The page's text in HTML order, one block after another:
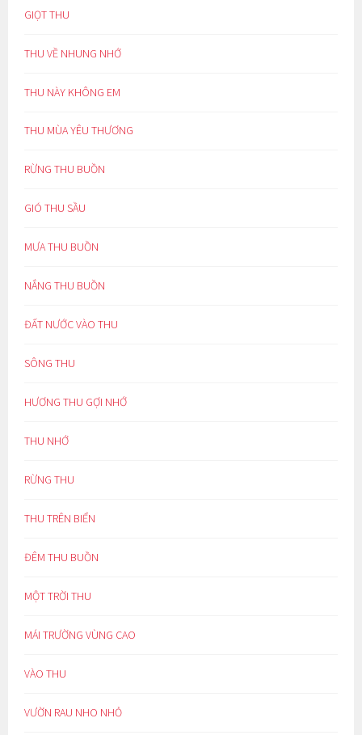
GIỌT THU
THU VỀ NHUNG NHỚ
THU NÀY KHÔNG EM
THU MÙA YÊU THƯƠNG
RỪNG THU BUỒN
GIÓ THU SẦU
MƯA THU BUỒN
NẮNG THU BUỒN
ĐẤT NƯỚC VÀO THU
SÔNG THU
HƯƠNG THU GỢI NHỚ
THU NHỚ
RỪNG THU
THU TRÊN BIỂN
ĐÊM THU BUỒN
MỘT TRỜI THU
MÁI TRƯỜNG VÙNG CAO
VÀO THU
VƯỜN RAU NHO NHỎ